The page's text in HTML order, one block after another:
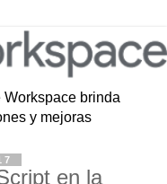
brinda
y mejoras
en la